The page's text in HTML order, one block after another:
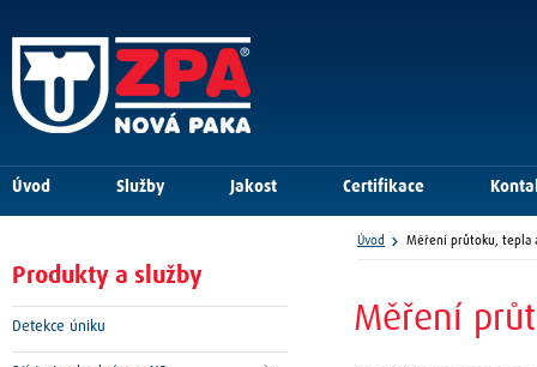
Měření
Produkty a služby
Detekce úniku
Úvod Služby Jakost Certifikace
Úvod Měření průtoku, tepla